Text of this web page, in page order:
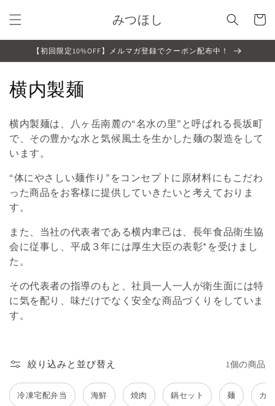
ンツに
進む
みつほし
ー
【初回限定10%OFF】メルマガ登録でクーポン配布中！
コ
レ
ク
シ
ョ
ン
:
横内製麺
横内製麺は、八ヶ岳南麓の“名水の里”と呼ばれる長坂町
で、その豊かな水と気候風土を生かした麺の製造をして
います。
“体にやさしい麺作り”をコンセプトに原材料にもこだわ
った商品をお客様に提供していきたいと考えておりま
す。
また、当社の代表者である横内聿己は、長年食品衛生協
会に従事し、平成３年には厚生大臣の表彰*を受けまし
た。
その代表者の指導のもと、社員一人一人が衛生面には特
に気を配り、味だけでなく安全な商品づくりをしていま
す。
絞り込みと並び替え 1個の商品
冷凍宅配弁当 海鮮 焼肉 鍋セット 麺 カ